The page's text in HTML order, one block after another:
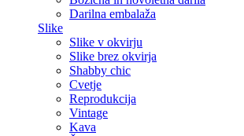
Darilna embalaža
Slike
Slike v okvirju
Slike brez okvirja
Shabby chic
Cvetje
Reprodukcija
Vintage
Kava